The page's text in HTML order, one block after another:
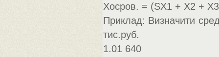
Хосров. = (ЅХ1 + Х2 +
Приклад: Визначити
тис.руб.
1.01 640